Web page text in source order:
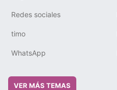
Redes sociales
timo
WhatsApp
VER MÁS TEMAS